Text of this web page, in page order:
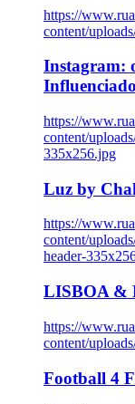
https://
content/
Instagram:
https://
content/
335x256.jpg
Luz by
https://
content/
header-
LISBOA &
https://
content/
Football 4